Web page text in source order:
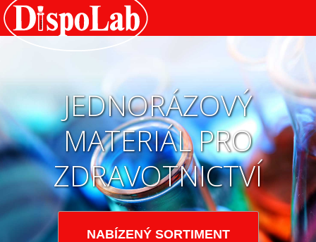
JEDNORÁZOVÝ
MATERIÁL PRO
ZDRAVOTNICTVÍ
NABÍZENÝ SORTIMENT